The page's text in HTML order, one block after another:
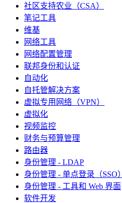
社区支持农业（CSA）
笔记工具
维基
网络工具
网络配置管理
联邦身份和认证
自动化
自托管解决方案
虚拟专用网络（VPN）
虚拟化
视频监控
财务与预算管理
路由器
身份管理 - LDAP
身份管理 - 单点登录（SSO）
身份管理 - 工具和 Web 界面
软件开发